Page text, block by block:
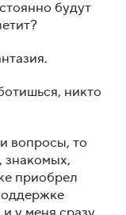
будут
никто
вопросы, то
знакомых,
приобрел